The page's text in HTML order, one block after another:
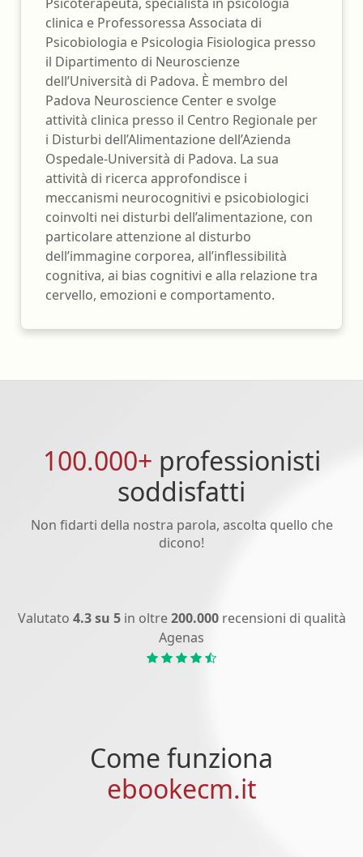
clinica e Professoressa Associata di
Psicobiologia e Psicologia Fisiologica presso
il Dipartimento di Neuroscienze
dell’Università di Padova. È membro del
Padova Neuroscience Center e svolge
attività clinica presso il Centro Regionale per
i Disturbi dell’Alimentazione dell’Azienda
Ospedale-Università di Padova. La sua
attività di ricerca approfondisce i
meccanismi neurocognitivi e psicobiologici
coinvolti nei disturbi dell’alimentazione, con
particolare attenzione al disturbo
dell’immagine corporea, all’inflessibilità
cognitiva, ai bias cognitivi e alla relazione tra
cervello, emozioni e comportamento.
100.000+ professionisti
soddisfatti
Non fidarti della nostra parola, ascolta quello che
dicono!
Valutato 4.3 su 5in oltre200.000recensioni di qualità
Agenas
Come funziona
ebookecm.it